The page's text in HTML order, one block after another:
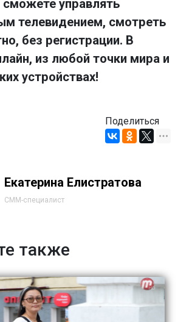
управлять
телевидением, смотреть
без регистрации. В
из любой точки мира и
устройствах!
Поделиться
Екатерина Елистратова
СММ-специалист
также